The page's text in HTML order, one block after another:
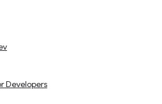
Developers